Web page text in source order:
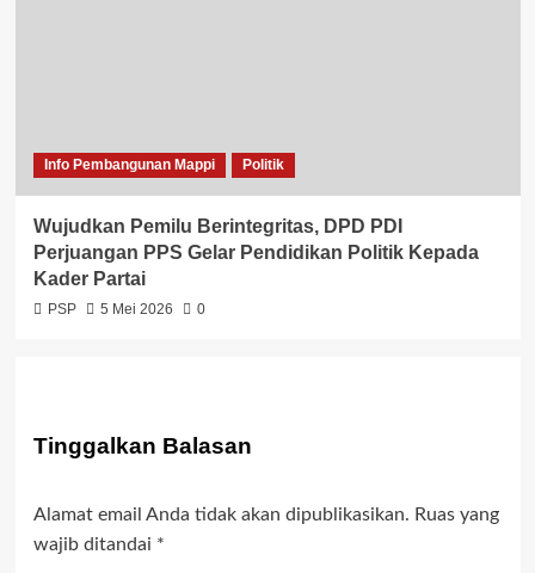
Info Pembangunan Mappi Politik
Wujudkan Pemilu Berintegritas, DPD PDI
Perjuangan PPS Gelar Pendidikan Politik Kepada
Kader Partai
PSP 5 Mei 2026 0
Tinggalkan Balasan
Alamat email Anda tidak akan dipublikasikan. Ruas yang
wajib ditandai *